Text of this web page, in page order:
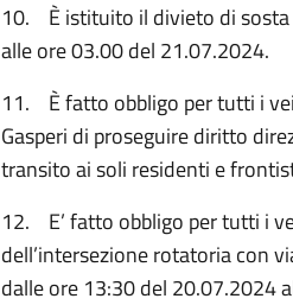
10. È istituito il divieto di sosta
alle ore 03.00 del 21.07.2024.
11. È fatto obbligo per tutti i
Gasperi di proseguire diritto
transito ai soli residenti e
12. E’ fatto obbligo per tutti i
dell’intersezione rotatoria con
dalle ore 13:30 del 20.07.2024